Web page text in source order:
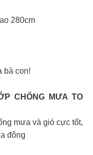
280cm
bà con!
CHỐNG MƯA TO
mưa và gió cực tốt,
đông